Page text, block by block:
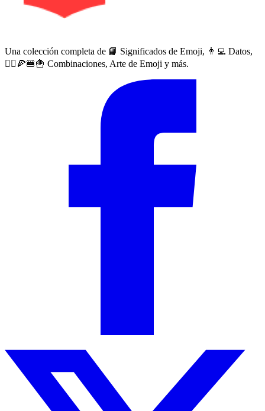
Una colección completa de 📙 Significados de Emoji, 👨‍💻 Datos,
🙅‍♀️🍕🍔🍟 Combinaciones, Arte de Emoji y más.